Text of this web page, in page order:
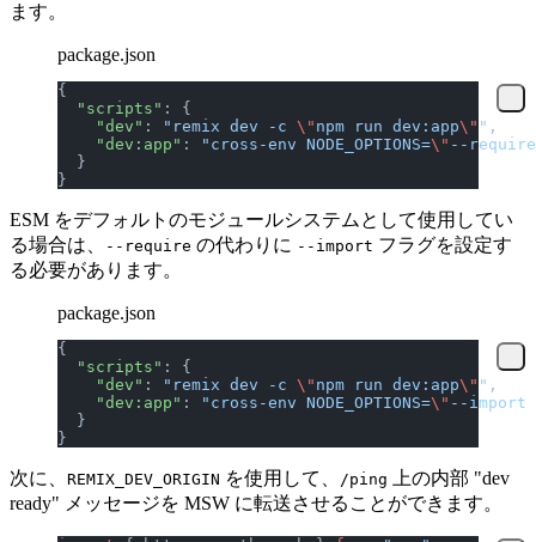
ます。
package.json
{
  "scripts"
: {
    "dev"
: "remix dev -c \" npm run dev:app\" " ,
    "dev:app"
: "cross-env NODE_OPTIONS=\" --
  }
}
ESM をデフォルトのモジュールシステムとして使用してい
る場合は、
--require の代わりに --import フラグを設定す
る必要があります。
package.json
{
  "scripts"
: {
    "dev"
: "remix dev -c \" npm run dev:app\" " ,
    "dev:app"
: "cross-env NODE_OPTIONS=\" --import
  }
}
次に、 REMIX_DEV_ORIGIN を使用して、 /ping
上の内部 "dev
ready" メッセージを MSW に転送させることができます。